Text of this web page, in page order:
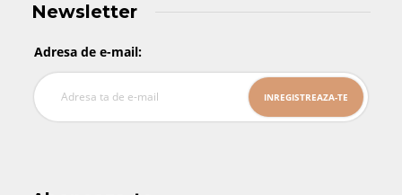
Newsletter
Adresa de e-mail: